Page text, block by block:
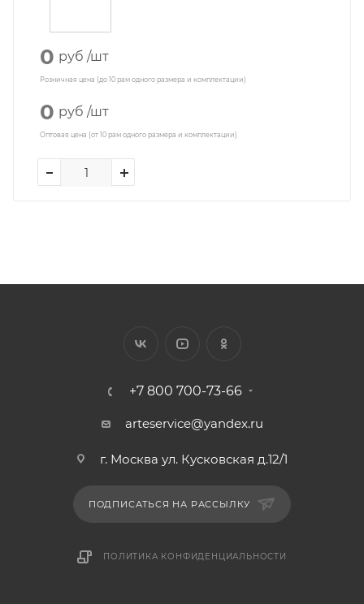
0 руб /шт
Розничная цена (до 10 рам одного размера и комплектации)
0 руб /шт
Оптовая цена (от 10 рам одного размера и комплектации)
+7 800 700-73-66
arteservice@yandex.ru
г. Москва ул. Кусковская д.12/1
ПОДПИСАТЬСЯ НА РАССЫЛКУ
ПОЛИТИКА КОНФИДЕНЦИАЛЬНОСТИ